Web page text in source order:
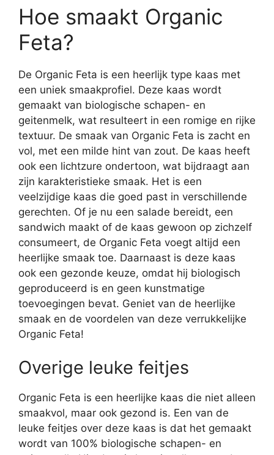
Hoe smaakt Organic
Feta?
De Organic Feta is een heerlijk type kaas met
een uniek smaakprofiel. Deze kaas wordt
gemaakt van biologische schapen- en
geitenmelk, wat resulteert in een romige en rijke
textuur. De smaak van Organic Feta is zacht en
vol, met een milde hint van zout. De kaas heeft
ook een lichtzure ondertoon, wat bijdraagt aan
zijn karakteristieke smaak. Het is een
veelzijdige kaas die goed past in verschillende
gerechten. Of je nu een salade bereidt, een
sandwich maakt of de kaas gewoon op zichzelf
consumeert, de Organic Feta voegt altijd een
heerlijke smaak toe. Daarnaast is deze kaas
ook een gezonde keuze, omdat hij biologisch
geproduceerd is en geen kunstmatige
toevoegingen bevat. Geniet van de heerlijke
smaak en de voordelen van deze verrukkelijke
Organic Feta!
Overige leuke feitjes
Organic Feta is een heerlijke kaas die niet alleen
smaakvol, maar ook gezond is. Een van de
leuke feitjes over deze kaas is dat het gemaakt
wordt van 100% biologische schapen- en